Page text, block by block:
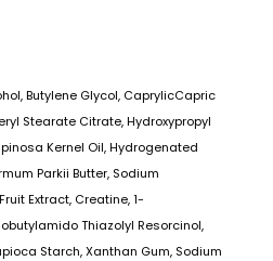
Butylene Glycol, CaprylicCapric
Stearate Citrate, Hydroxypropyl
Kernel Oil, Hydrogenated
Parkii Butter, Sodium
Extract, Creatine, 1-
Thiazolyl Resorcinol,
Starch, Xanthan Gum, Sodium